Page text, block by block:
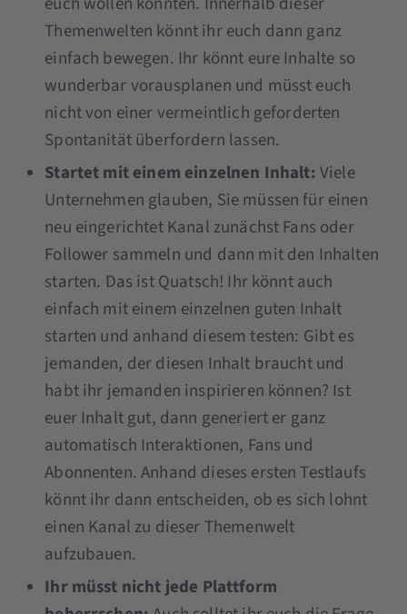
Themenwelten könnt ihr euch dann ganz
einfach bewegen. Ihr könnt eure Inhalte so
wunderbar vorausplanen und müsst euch
nicht von einer vermeintlich geforderten
Spontanität überfordern lassen.
Startet mit einem einzelnen Inhalt:Viele
Unternehmen glauben, Sie müssen für einen
neu eingerichtet Kanal zunächst Fans oder
Follower sammeln und dann mit den Inhalten
starten. Das ist Quatsch! Ihr könnt auch
einfach mit einem einzelnen guten Inhalt
starten und anhand diesem testen: Gibt es
jemanden, der diesen Inhalt braucht und
habt ihr jemanden inspirieren können? Ist
euer Inhalt gut, dann generiert er ganz
automatisch Interaktionen, Fans und
Abonnenten. Anhand dieses ersten Testlaufs
könnt ihr dann entscheiden, ob es sich lohnt
einen Kanal zu dieser Themenwelt
aufzubauen.
Ihr müsst nicht jede Plattform